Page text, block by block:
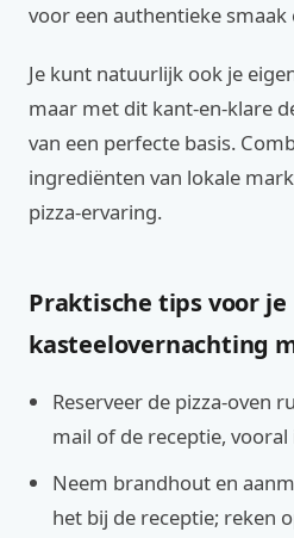
voor een authentieke smaak
Je kunt natuurlijk ook je
maar met dit kant-en-klare
van een perfecte basis.
ingrediënten van lokale
pizza-ervaring.
Praktische tips voor je
kasteelovernachting
Reserveer de pizza-oven
mail of de receptie,
Neem brandhout en
het bij de receptie; reken